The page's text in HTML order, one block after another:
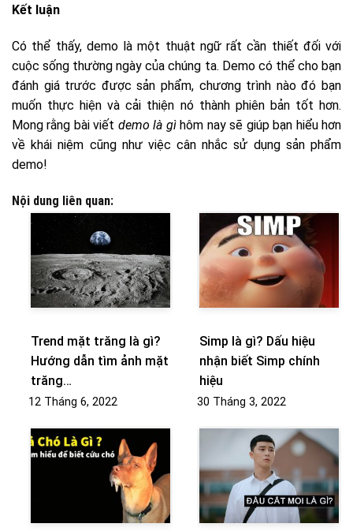
Kết luận
Có thể thấy, demo là một thuật ngữ rất cần thiết đối với
cuộc sống thường ngày của chúng ta. Demo có thể cho bạn
đánh giá trước được sản phẩm, chương trình nào đó bạn
muốn thực hiện và cải thiện nó thành phiên bản tốt hơn.
Mong rằng bài viết demo là gìhôm nay sẽ giúp bạn hiểu hơn
về khái niệm cũng như việc cân nhắc sử dụng sản phẩm
demo!
Nội dung liên quan:
Trend mặt trăng là gì?
Hướng dẫn tìm ảnh mặt
trăng…
12 Tháng 6, 2022
Simp là gì? Dấu hiệu
nhận biết Simp chính
hiệu
30 Tháng 3, 2022